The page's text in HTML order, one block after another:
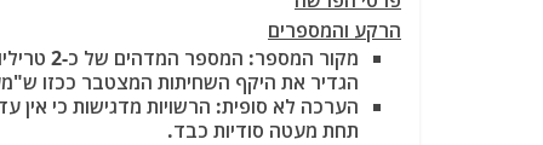
A
p
p
ra
m
o
o
הרקע והמספרים
מקור המספר
:
הגדיר את היקף השחיתות המצטבר ככזו
הערכה לא סופית: הרשויות מדגישות כי אין
תחת מעטה סודיות כבד.